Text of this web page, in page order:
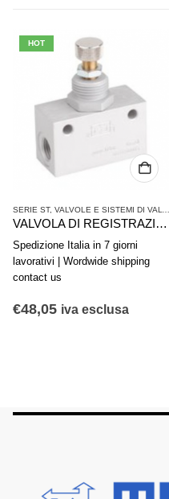
HOT
SERIE ST, VALVOLE E SISTEMI DI VALVOLE AVENTICS
VALVOLA DI REGISTRAZIONE AVENTICS SERIE CC01 0821200014
Spedizione Italia in 7 giorni
lavorativi | Wordwide shipping
contact us
€48,05 iva esclusa